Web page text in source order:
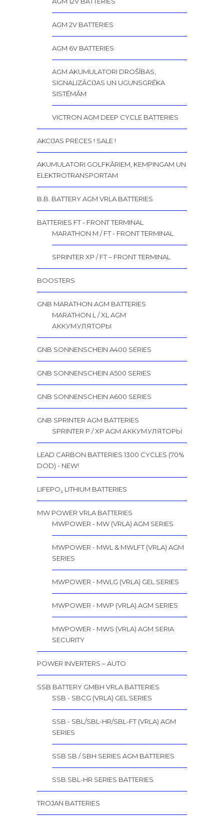
AGM 2V BATTERIES
AGM 6V BATTERIES
AGM AKUMULATORI DROŠĪBAS,
SIGNALIZĀCIJAS UN UGUNSGRĒKA
SISTĒMĀM
VICTRON AGM DEEP CYCLE BATTERIES
AKCIJAS PRECES ! SALE !
AKUMULATORI GOLFKĀRIEM, KEMPINGAM UN
ELEKTROTRANSPORTAM
B.B. BATTERY AGM VRLA BATTERIES
BATTERIES FT - FRONT TERMINAL
MARATHON M / FT - FRONT TERMINAL
SPRINTER XP / FT – FRONT TERMINAL
BOOSTERS
GNB MARATHON AGM BATTERIES
MARATHON L / XL AGM
АККУМУЛЯТОРЫ
GNB SONNENSCHEIN A400 SERIES
GNB SONNENSCHEIN A500 SERIES
GNB SONNENSCHEIN A600 SERIES
GNB SPRINTER AGM BATTERIES
SPRINTER P / XP AGM АККУМУЛЯТОРЫ
LEAD CARBON BATTERIES 1300 CYCLES (70%
DOD) - NEW!
LIFEPO₄ LITHIUM BATTERIES
MW POWER VRLA BATTERIES
MWPOWER - MW (VRLA) AGM SERIES
MWPOWER - MWL & MWLFT (VRLA) AGM
SERIES
MWPOWER - MWLG (VRLA) GEL SERIES
MWPOWER - MWP (VRLA) AGM SERIES
MWPOWER - MWS (VRLA) AGM SERIA
SECURITY
POWER INVERTERS – AUTO
SSB BATTERY GMBH VRLA BATTERIES
SSB - SBCG (VRLA) GEL SERIES
SSB - SBL/SBL-HR/SBL-FT (VRLA) AGM
SERIES
SSB SB / SBH SERIES AGM BATTERIES
SSB SBL-HR SERIES BATTERIES
TROJAN BATTERIES